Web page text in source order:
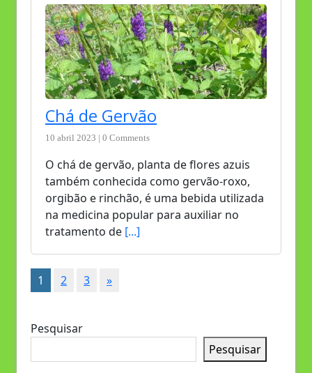
Chá de Gervão
10 abril 2023 | 0 Comments
O chá de gervão, planta de flores azuis
também conhecida como gervão-roxo,
orgibão e rinchão, é uma bebida utilizada
na medicina popular para auxiliar no
tratamento de [...]
1 2 3 »
Pesquisar
Pesquisar